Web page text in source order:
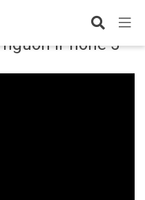
iPhone 5